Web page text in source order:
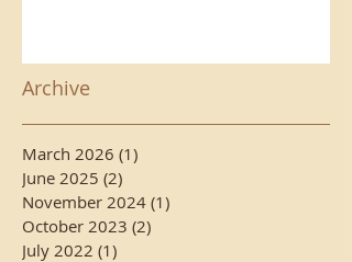
Archive
March 2026 (1)
June 2025 (2)
November 2024 (1)
October 2023 (2)
July 2022 (1)